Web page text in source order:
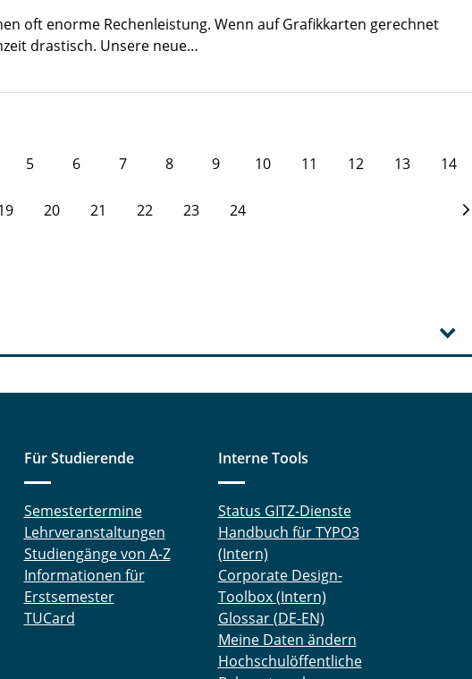
oft enorme Rechenleistung. Wenn auf Grafikkarten gerechnet
drastisch. Unsere neue…
5 6 7 8 9 10 11 12 13 14
20 21 22 23 24
Für Studierende
Semestertermine
Lehrveranstaltungen
Studiengänge von A-Z
Informationen für
Erstsemester
TUCard
Interne Tools
Status GITZ-Dienste
Handbuch für TYPO3
(Intern)
Corporate Design-
Toolbox (Intern)
Glossar (DE-EN)
Meine Daten ändern
Hochschulöffentliche